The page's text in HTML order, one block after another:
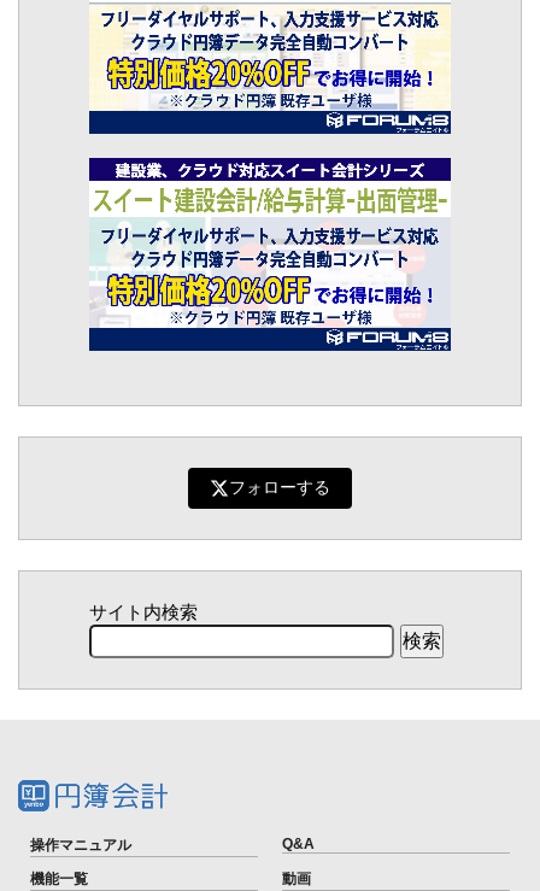
フォローする
サイト内検索
操作マニュアル Q&A
機能一覧
動画